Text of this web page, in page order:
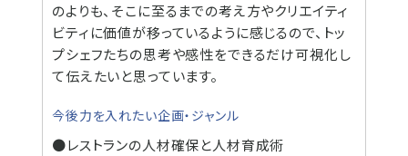
のよりも、そこに至るまでの考え方やクリエイティ
ビティに価値が移っているように感じるので、トッ
プシェフたちの思考や感性をできるだけ可視化し
て伝えたいと思っています。
今後力を入れたい企画・ジャンル
●レストランの人材確保と人材育成術